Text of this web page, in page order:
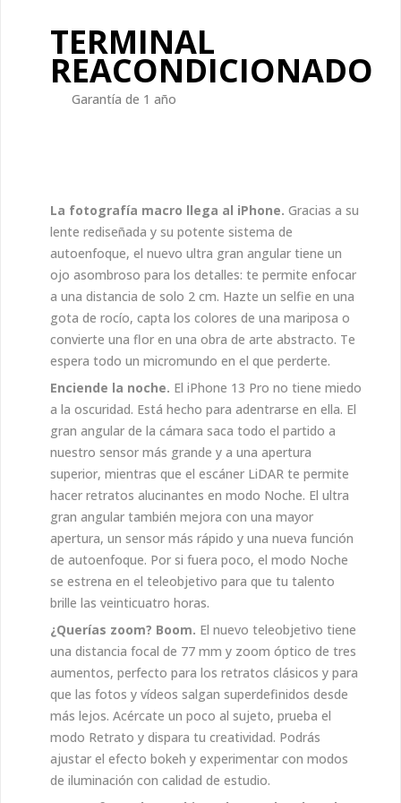
TERMINAL
REACONDICIONADO
Garantía de 1 año
La fotografía macro llega al iPhone. Gracias a su
lente rediseñada y su potente sistema de
autoenfoque, el nuevo ultra gran angular tiene un
ojo asombroso para los detalles: te permite enfocar
a una distancia de solo 2 cm. Hazte un selfie en una
gota de rocío, capta los colores de una mariposa o
convierte una flor en una obra de arte abstracto. Te
espera todo un micromundo en el que perderte.
Enciende la noche. El iPhone 13 Pro no tiene miedo
a la oscuridad. Está hecho para adentrarse en ella. El
gran angular de la cámara saca todo el partido a
nuestro sensor más grande y a una apertura
superior, mientras que el escáner LiDAR te permite
hacer retratos alucinantes en modo Noche. El ultra
gran angular también mejora con una mayor
apertura, un sensor más rápido y una nueva función
de autoenfoque. Por si fuera poco, el modo Noche
se estrena en el teleobjetivo para que tu talento
brille las veinticuatro horas.
¿Querías zoom? Boom. El nuevo teleobjetivo tiene
una distancia focal de 77 mm y zoom óptico de tres
aumentos, perfecto para los retratos clásicos y para
que las fotos y vídeos salgan superdefinidos desde
más lejos. Acércate un poco al sujeto, prueba el
modo Retrato y dispara tu creatividad. Podrás
ajustar el efecto bokeh y experimentar con modos
de iluminación con calidad de estudio.